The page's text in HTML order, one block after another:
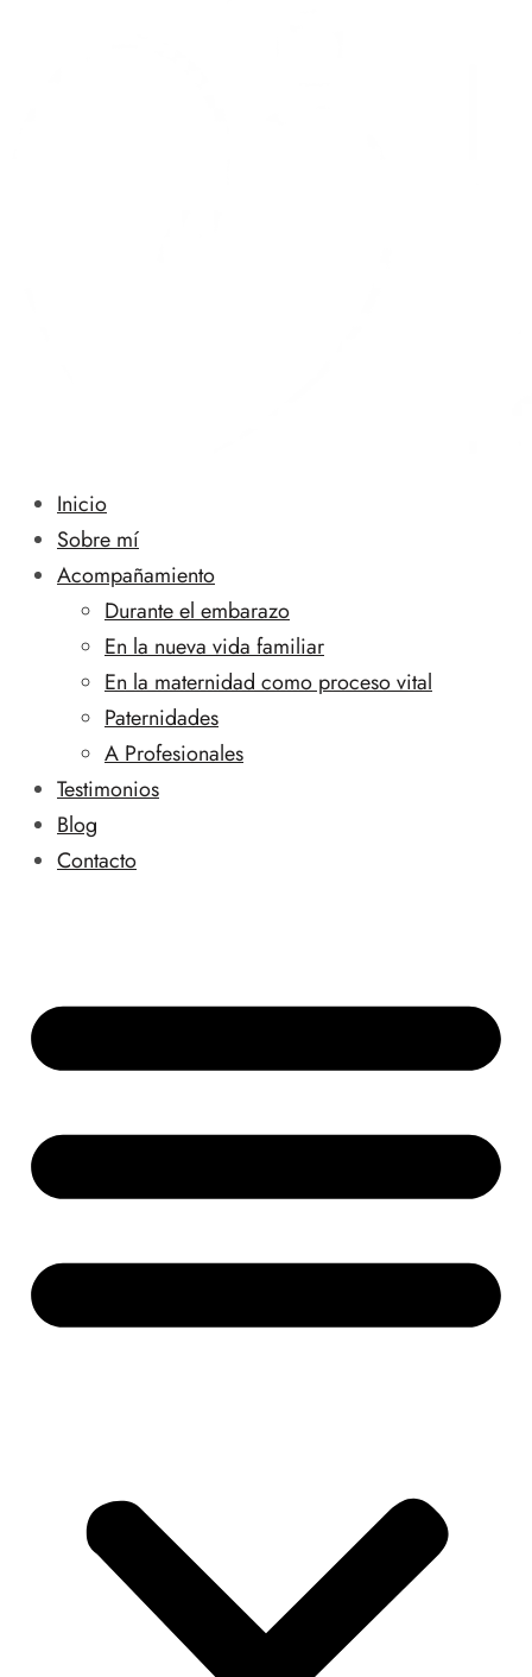
Inicio
Sobre mí
Acompañamiento
Durante el embarazo
En la nueva vida familiar
En la maternidad como proceso vital
Paternidades
A Profesionales
Testimonios
Blog
Contacto